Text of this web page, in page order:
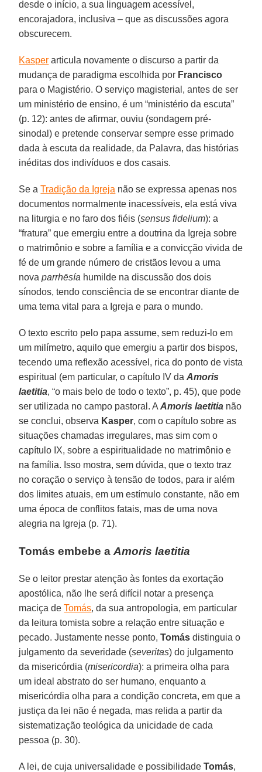
desde o início, a sua linguagem acessível,
encorajadora, inclusiva – que as discussões agora
obscurecem.
Kasper articula novamente o discurso a partir da
mudança de paradigma escolhida por Francisco
para o Magistério. O serviço magisterial, antes de ser
um ministério de ensino, é um “ministério da escuta”
(p. 12): antes de afirmar, ouviu (sondagem pré-
sinodal) e pretende conservar sempre esse primado
dada à escuta da realidade, da Palavra, das histórias
inéditas dos indivíduos e dos casais.
Se aTradição da Igreja não se expressa apenas nos
documentos normalmente inacessíveis, ela está viva
na liturgia e no faro dos fiéis (sensus fidelium): a
“fratura” que emergiu entre a doutrina da Igreja sobre
o matrimônio e sobre a família e a convicção vivida de
fé de um grande número de cristãos levou a uma
novaparrhēsía humilde na discussão dos dois
sínodos, tendo consciência de se encontrar diante de
uma tema vital para a Igreja e para o mundo.
O texto escrito pelo papa assume, sem reduzi-lo em
um milímetro, aquilo que emergiu a partir dos bispos,
tecendo uma reflexão acessível, rica do ponto de vista
espiritual (em particular, o capítulo IV daAmoris
laetitia, “o mais belo de todo o texto”, p. 45), que pode
ser utilizada no campo pastoral. AAmoris laetitia não
se conclui, observa Kasper, com o capítulo sobre as
situações chamadas irregulares, mas sim com o
capítulo IX, sobre a espiritualidade no matrimônio e
na família. Isso mostra, sem dúvida, que o texto traz
no coração o serviço à tensão de todos, para ir além
dos limites atuais, em um estímulo constante, não em
uma época de conflitos fatais, mas de uma nova
alegria na Igreja (p. 71).
Tomás embebe aAmoris laetitia
Se o leitor prestar atenção às fontes da exortação
apostólica, não lhe será difícil notar a presença
maciça deTomás, da sua antropologia, em particular
da leitura tomista sobre a relação entre situação e
pecado. Justamente nesse ponto,Tomás distinguia o
julgamento da severidade (severitas) do julgamento
da misericórdia (misericordia): a primeira olha para
um ideal abstrato do ser humano, enquanto a
misericórdia olha para a condição concreta, em que a
justiça da lei não é negada, mas relida a partir da
sistematização teológica da unicidade de cada
pessoa (p. 30).
A lei, de cuja universalidade e possibilidadeTomás,